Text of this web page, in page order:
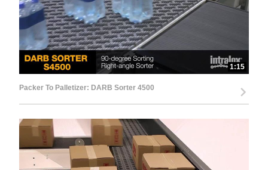
1:15
Packer To Palletizer: DARB Sorter 4500